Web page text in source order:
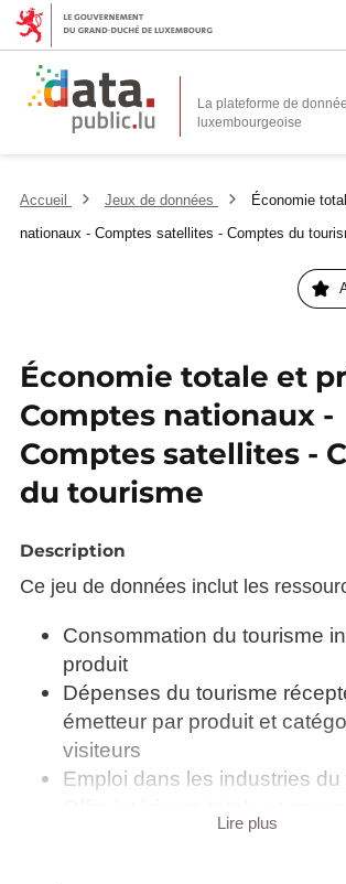
La plateforme de
Accueil Jeux de données
Économie
nationaux - Comptes satellites - Comptes du
Économie totale et
Comptes nationaux -
Comptes satellites -
du tourisme
Description
Ce jeu de données inclut les
Consommation du tourisme
produit
Dépenses du tourisme
émetteur par produit et
visiteurs
Emploi dans les industries du
tourisme intérieur par produit
Lire plus